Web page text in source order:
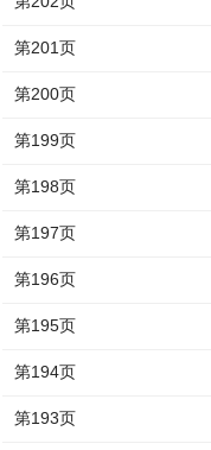
第201页
第200页
第199页
第198页
第197页
第196页
第195页
第194页
第193页